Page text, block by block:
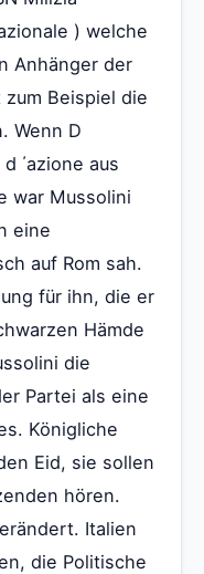
) welche
Anhänger der
Beispiel die
Wenn D
΄azione aus
war Mussolini
eine
auf Rom sah.
für ihn, die er
Hämde
die
Partei als eine
Königliche
Eid, sie sollen
hören.
Italien
die Politische